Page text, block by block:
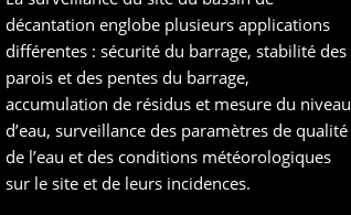
décantation englobe plusieurs applications
différentes : sécurité du barrage, stabilité des
parois et des pentes du barrage,
accumulation de résidus et mesure du niveau
d’eau, surveillance des paramètres de qualité
de l’eau et des conditions météorologiques
sur le site et de leurs incidences.